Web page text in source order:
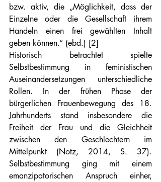
bzw. aktiv, die „Möglichkeit, dass der
Einzelne oder die Gesellschaft ihrem
Handeln einen frei gewählten Inhalt
geben können.“ (ebd.) [2]
Historisch betrachtet spielte
Selbstbestimmung in feministischen
Auseinandersetzungen unterschiedliche
Rollen. In der frühen Phase der
bürgerlichen Frauenbewegung des 18.
Jahrhunderts stand insbesondere die
Freiheit der Frau und die Gleichheit
zwischen den Geschlechtern im
Mittelpunkt (Notz, 2014, S. 37).
Selbstbestimmung ging mit einem
emanzipatorischen Anspruch einher,